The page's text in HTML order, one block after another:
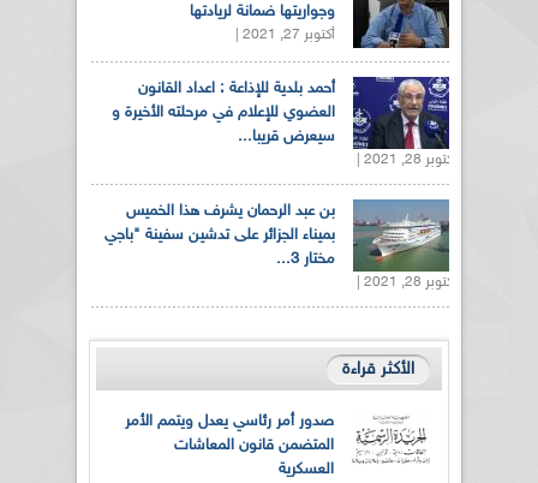
وجواريتها ضمانة لريادتها
أكتوبر 27, 2021 |
أحمد بلدية للإذاعة : اعداد القانون
العضوي للإعلام في مرحلته الأخيرة و
سيعرض قريبا...
أكتوبر 28, 2021 |
بن عبد الرحمان يشرف هذا الخميس
بميناء الجزائر على تدشين سفينة "باجي
مختار 3...
أكتوبر 28, 2021 |
الأكثر قراءة
صدور أمر رئاسي يعدل ويتمم الأمر
المتضمن قانون المعاشات
العسكرية